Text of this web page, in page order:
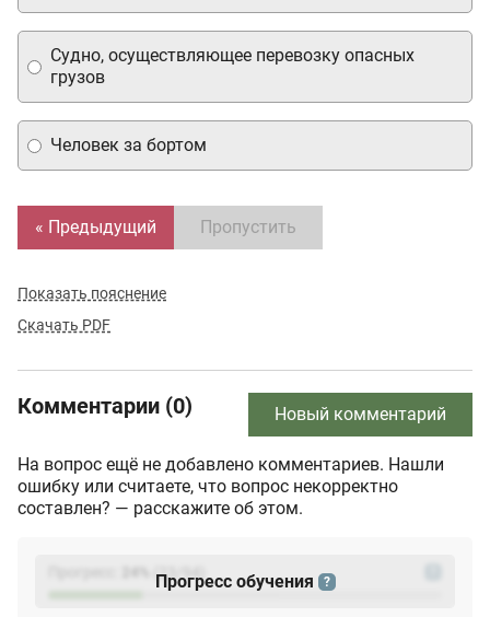
Судно, осуществляющее перевозку опасных
грузов
Человек за бортом
« Предыдущий Пропустить
Показать пояснение
Скачать PDF
Комментарии (0) Новый комментарий
На вопрос ещё не добавлено комментариев. Нашли
ошибку или считаете, что вопрос некорректно
составлен? — расскажите об этом.
(23
Прогресс обучения ?